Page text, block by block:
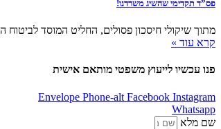
פס”ד תקדימי שהשיג משרדנו!
מתוך שיקולי חיסכון פסולים, החליט המוסד
קרא עוד »
פנו עכשיו לייעוץ משפטי מותאם אישית
Envelope Phone-alt Facebook Instagram
Whatsapp
שם מלא